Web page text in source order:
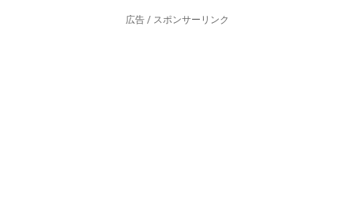
広告 / スポンサーリンク